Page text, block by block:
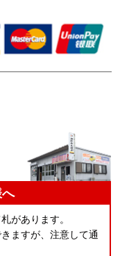
があります。
ますが、注意して通